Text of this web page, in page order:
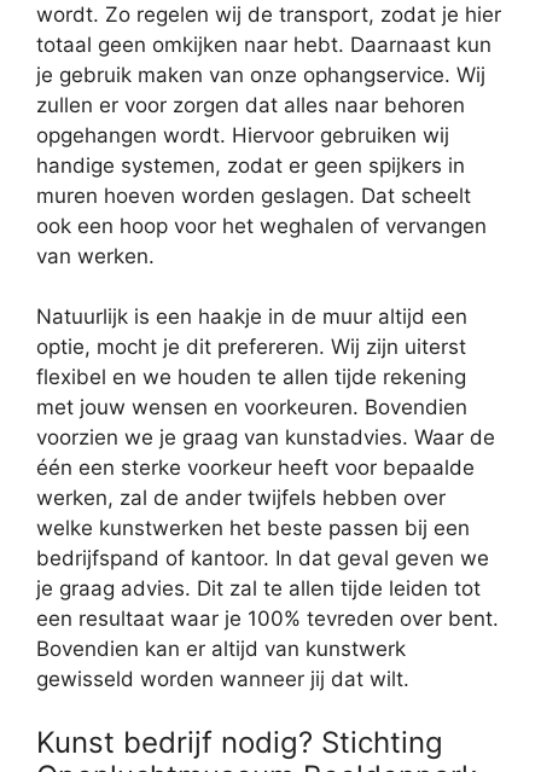
wordt. Zo regelen wij de transport, zodat je hier
totaal geen omkijken naar hebt. Daarnaast kun
je gebruik maken van onze ophangservice. Wij
zullen er voor zorgen dat alles naar behoren
opgehangen wordt. Hiervoor gebruiken wij
handige systemen, zodat er geen spijkers in
muren hoeven worden geslagen. Dat scheelt
ook een hoop voor het weghalen of vervangen
van werken.
Natuurlijk is een haakje in de muur altijd een
optie, mocht je dit prefereren. Wij zijn uiterst
flexibel en we houden te allen tijde rekening
met jouw wensen en voorkeuren. Bovendien
voorzien we je graag van kunstadvies. Waar de
één een sterke voorkeur heeft voor bepaalde
werken, zal de ander twijfels hebben over
welke kunstwerken het beste passen bij een
bedrijfspand of kantoor. In dat geval geven we
je graag advies. Dit zal te allen tijde leiden tot
een resultaat waar je 100% tevreden over bent.
Bovendien kan er altijd van kunstwerk
gewisseld worden wanneer jij dat wilt.
Kunst bedrijf nodig? Stichting